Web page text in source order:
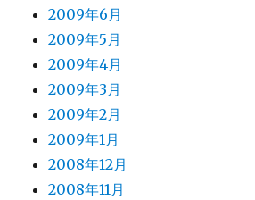
2009年6月
2009年5月
2009年4月
2009年3月
2009年2月
2009年1月
2008年12月
2008年11月